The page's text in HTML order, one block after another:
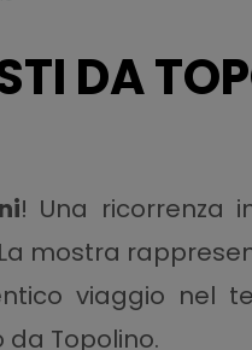
DA
! Una ricorrenza
mostra
viaggio nel
Topolino.